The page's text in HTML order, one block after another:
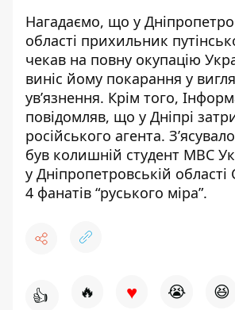
Нагадаємо, що у
області прихильник
чекав на повну окупацію
виніс йому покарання у
ув’язнення. Крім того,
повідомляв, що у Дніпрі
російського агента.
був колишній студент МВС
у Дніпропетровській області
4 фанатів “руського міра”.
👍 🔥 ♥ 😭 😆